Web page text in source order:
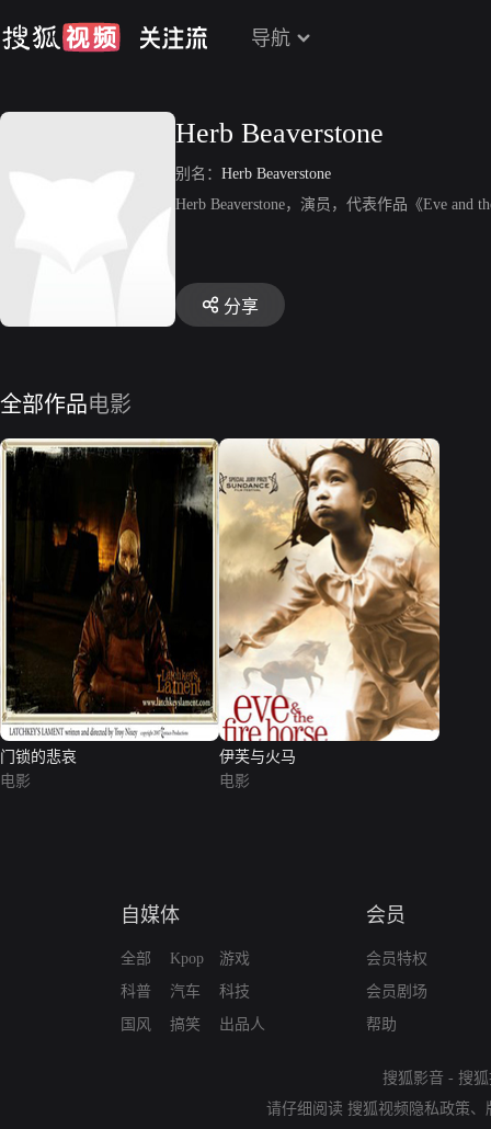
导航
Herb Beaverstone
别名： Herb Beaverstone
Herb Beaverstone，演员，代表作品《Eve and
分享
全部作品电影
门锁的悲哀
电影
伊芙与火马
电影
自媒体
全部
科普
国风
Kpop
汽车
搞笑
游戏
科技
出品人
会员
会员特权
会员剧场
帮助
搜狐影音 - 搜
请仔细阅读 搜狐视频隐私政策、